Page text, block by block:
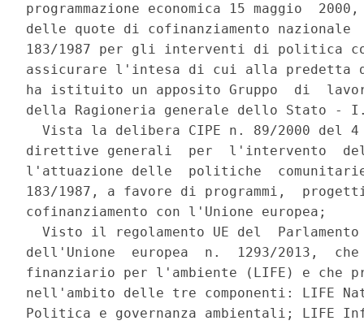
programmazione economica 15 maggio
delle quote di cofinanziamento
183/1987 per gli interventi di politica
assicurare l'intesa di cui alla predetta
ha istituito un apposito Gruppo  di
della Ragioneria generale dello Stato -
Vista la delibera CIPE n. 89/2000 del
direttive generali  per  l'intervento
l'attuazione delle  politiche
183/1987, a favore di programmi,
cofinanziamento con l'Unione europea;
Visto il regolamento UE del
dell'Unione  europea  n.  1293/2013,
finanziario per l'ambiente (LIFE) e che
nell'ambito delle tre componenti: LIFE
Politica e governanza ambientali; LIFE